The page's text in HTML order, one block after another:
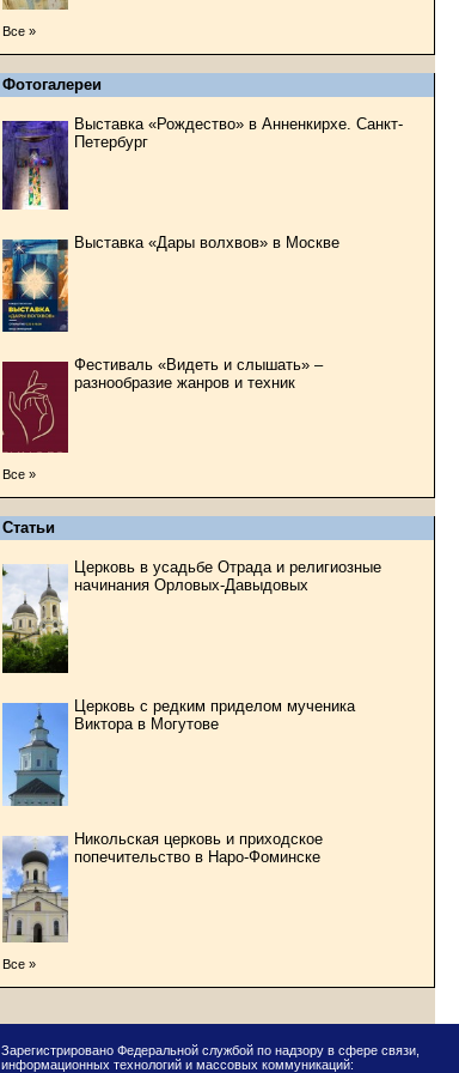
Все »
Фотогалереи
Выставка «Рождество» в Анненкирхе. Санкт-
Петербург
Выставка «Дары волхвов» в Москве
Фестиваль «Видеть и слышать» –
разнообразие жанров и техник
Все »
Статьи
Церковь в усадьбе Отрада и религиозные
начинания Орловых-Давыдовых
Церковь с редким приделом мученика
Виктора в Могутове
Никольская церковь и приходское
попечительство в Наро-Фоминске
Все »
Зарегистрировано Федеральной службой по надзору в сфере связи,
информационных технологий и массовых коммуникаций: